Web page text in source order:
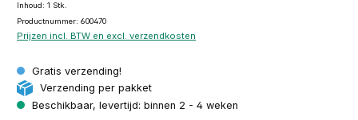
Inhoud: 1 Stk.
Productnummer: 600470
Prijzen incl. BTW en excl. verzendkosten
Gratis verzending!
Verzending per pakket
Beschikbaar, levertijd: binnen 2 - 4 weken